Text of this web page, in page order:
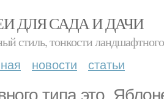
ДЛЯ САДА И ДАЧИ
стиль, тонкости
новости статьи
типа это.